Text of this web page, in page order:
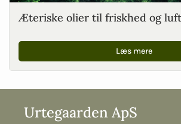
Æteriske olier til friskhed og
Læs mere
Urtegaarden ApS